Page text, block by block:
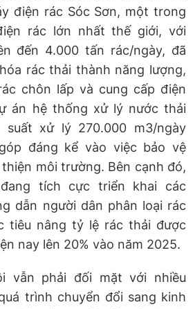
điện rác Sóc Sơn, một trong
rác lớn nhất thế giới, với
đến 4.000 tấn rác/ngày, đã
rác thải thành năng lượng,
chôn lấp và cung cấp điện
án hệ thống xử lý nước thải
suất xử lý 270.000 m3/ngày
đáng kể vào việc bảo vệ
môi trường. Bên cạnh đó,
tích cực triển khai các
dẫn người dân phân loại rác
tiêu nâng tỷ lệ rác thải được
nay lên 20% vào năm 2025.
vẫn phải đối mặt với nhiều
trình chuyển đổi sang kinh